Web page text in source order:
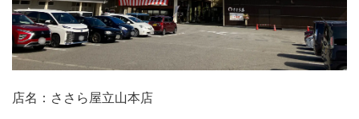
店名：ささら屋立山本店